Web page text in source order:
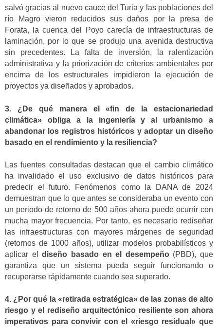
salvó gracias al nuevo cauce del Turia y las poblaciones del
río Magro vieron reducidos sus daños por la presa de
Forata, la cuenca del Poyo carecía de infraestructuras de
laminación, por lo que se produjo una avenida destructiva
sin precedentes. La falta de inversión, la ralentización
administrativa y la priorización de criterios ambientales por
encima de los estructurales impidieron la ejecución de
proyectos ya diseñados y aprobados.
3. ¿De qué manera el «fin de la estacionariedad
climática» obliga a la ingeniería y al urbanismo a
abandonar los registros históricos y adoptar un diseño
basado en el rendimiento y la resiliencia?
Las fuentes consultadas destacan que el cambio climático
ha invalidado el uso exclusivo de datos históricos para
predecir el futuro. Fenómenos como la DANA de 2024
demuestran que lo que antes se consideraba un evento con
un periodo de retorno de 500 años ahora puede ocurrir con
mucha mayor frecuencia. Por tanto, es necesario rediseñar
las infraestructuras con mayores márgenes de seguridad
(retornos de 1000 años), utilizar modelos probabilísticos y
aplicar eldiseño basado en el desempeño(PBD), que
garantiza que un sistema pueda seguir funcionando o
recuperarse rápidamente cuando sea superado.
4. ¿Por qué la «retirada estratégica» de las zonas de alto
riesgo y el rediseño arquitectónico resiliente son ahora
imperativos para convivir con el «riesgo residual» que